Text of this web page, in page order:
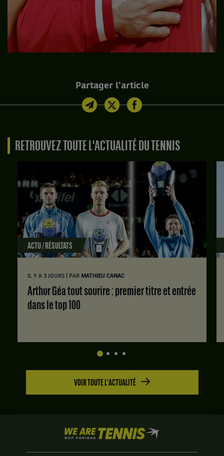
Partager l'article
RETROUVEZ TOUTE L'ACTUALITÉ DU TENNIS
ACTU / RÉSULTATS
IL Y A 3 JOURS PAR MATHIEU CANAC
Arthur Géa tout sourire : premier titre et entrée
dans le top 100
VOIR TOUTE L'ACTUALITÉ
We
are
Tennis